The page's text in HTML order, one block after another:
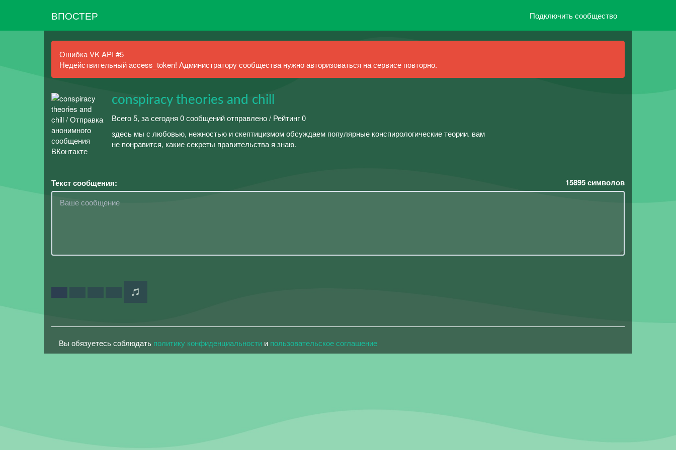
ВПОСТЕР Подключить сообщество
Ошибка VK API #5
Недействительный access_token! Администратору сообщества нужно авторизоваться на сервисе повторно.
conspiracy theories and chill
Всего 5, за сегодня 0 сообщений отправлено / Рейтинг 0
здесь мы с любовью, нежностью и скептицизмом обсуждаем популярные конспирологические теории. вам
не понравится, какие секреты правительства я знаю.
Текст сообщения: 15895символов
Вы обязуетесь соблюдать политику конфиденциальности и пользовательское соглашение